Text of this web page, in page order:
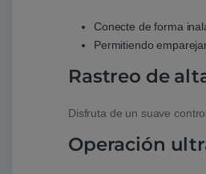
Conecte de forma
Permitiendo
Rastreo de
Disfruta de un suave
Operación